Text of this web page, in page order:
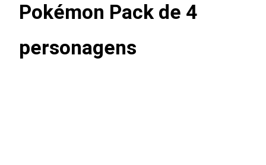
Pokémon Pack de 4
personagens